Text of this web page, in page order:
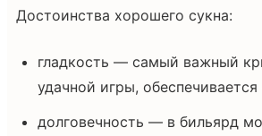
Достоинства хорошего сукна:
гладкость — самый важный
удачной игры,
долговечность — в бильярд